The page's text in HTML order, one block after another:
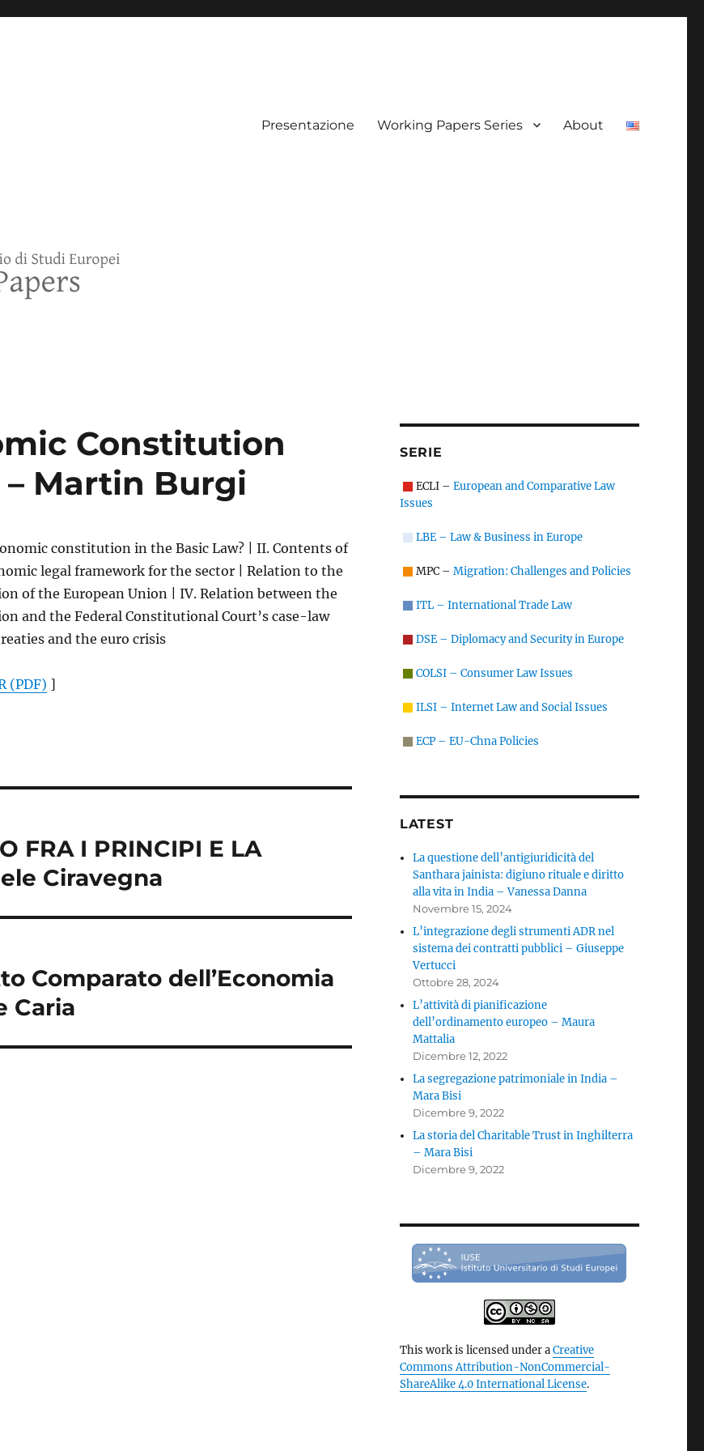
Presentazione Working Papers Series About
Constitution
Martin Burgi
constitution in the Basic Law? | II. Contents of
legal framework for the sector | Relation to the
of the European Union | IV. Relation between the
and the Federal Constitutional Court’s case-law
and the euro crisis
(PDF) ]
FRA I PRINCIPI E LA
Ciravegna
Comparato dell’Economia
Caria
SERIE
ECLI – European and Comparative Law
Issues
LBE – Law & Business in Europe
MPC – Migration: Challenges and Policies
ITL – International Trade Law
DSE – Diplomacy and Security in Europe
COLSI – Consumer Law Issues
ILSI – Internet Law and Social Issues
ECP – EU-Chna Policies
LATEST
La questione dell’antigiuridicità del
Santhara jainista: digiuno rituale e diritto
alla vita in India – Vanessa Danna
Novembre 15, 2024
L’integrazione degli strumenti ADR nel
sistema dei contratti pubblici – Giuseppe
Vertucci
Ottobre 28, 2024
L’attività di pianificazione
dell’ordinamento europeo – Maura
Mattalia
Dicembre 12, 2022
La segregazione patrimoniale in India –
Mara Bisi
Dicembre 9, 2022
La storia del Charitable Trust in Inghilterra
– Mara Bisi
Dicembre 9, 2022
This work is licensed under aCreative
Commons Attribution-NonCommercial-
ShareAlike 4.0 International License.